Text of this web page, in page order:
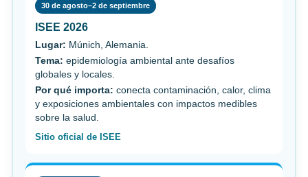
30 de agosto–2 de septiembre
ISEE 2026
Lugar: Múnich, Alemania.
Tema: epidemiología ambiental ante desafíos
globales y locales.
Por qué importa: conecta contaminación, calor, clima
y exposiciones ambientales con impactos medibles
sobre la salud.
Sitio oficial de ISEE